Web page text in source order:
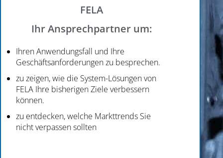
FELA
Ihr Ansprechpartner um:
Ihren Anwendungsfall und Ihre
Geschäftsanforderungen zu besprechen.
zu zeigen, wie die System-Lösungen von
FELA Ihre bisherigen Ziele verbessern
können.
zu entdecken, welche Markttrends Sie
nicht verpassen sollten